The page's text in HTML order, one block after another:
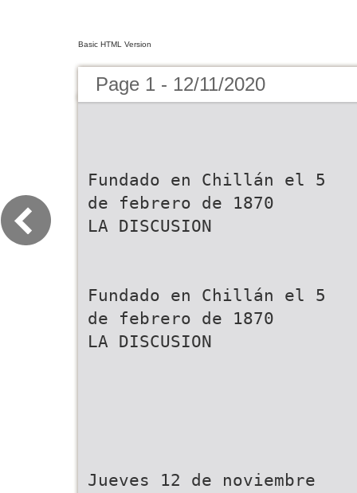
Basic HTML Version
Page 1 - 12/11/2020
Fundado en Chillán el 5 de febrero de 1870 LA DISCUSION Fundado en Chillán el 5 de febrero de 1870 LA DISCUSION Jueves 12 de noviembre de 2020, Año 150, Nº 49.768. www.ladiscusion.cl El Diario de la Región de Ñuble Los aciertos y errores reclamo del rubro El Diario de la Región de Ñuble Lunes 17 de febrero de 2020, Año 150, Nº 49.500. www.ladiscusion.cl Familia de joven asesinado decepcionada por la ciudadanas en de espera regional de los partidos de Recogerán ideas Buscan reducir lista gastronómico justicia: “Habrá más cara a la propaganda Ñuble para futura para los subsidios protestas y barricadas” para el plebiscito ley de patrimonio de mejoramiento constitucional CiudAd › 7 cultural de la vivienda CIUDAD › 5 CULTURA › 12 POLÍTICA ›8 por pasar a Fase 3 Familiares de víctimas sigue escalando piden aumentar penas para los condenados reclamo del gremio se intensifica después de 8 meses de restricciones. La asociación que reúne a los empresarios locales cuestiona a las autoridades regionales, asegurando que hay ciudades con números similares a Chillán que ya por la “Ley Emilia” avanzaron. Seremi de Salud responde que no es uno, sino nueve, los indicadores Mayor encuentro que se miden para evaluar el paso a una etapa. CiudAd › 8 viverista del país pone Viñateros prevén alza n n A e o t u u n e q g a m e s r el foco en ñuble Argumentan que no se del precio de la uva e h a l o g r a d o e l o b j e t i v o d Densificar, ampliar ha logrado el objetivo de eConomíA › 12 debido a menor oferta s i n a l t m e a r n o g c o s a castigar con al menos un año a n c u o ñ por megasequía de cárcel ni tampoco el de la e l a d e c á r c e l n i t a m p o c o e l el límite poniente y d un puerto seco son i a d n ó n ó u l r d v e c c n n c